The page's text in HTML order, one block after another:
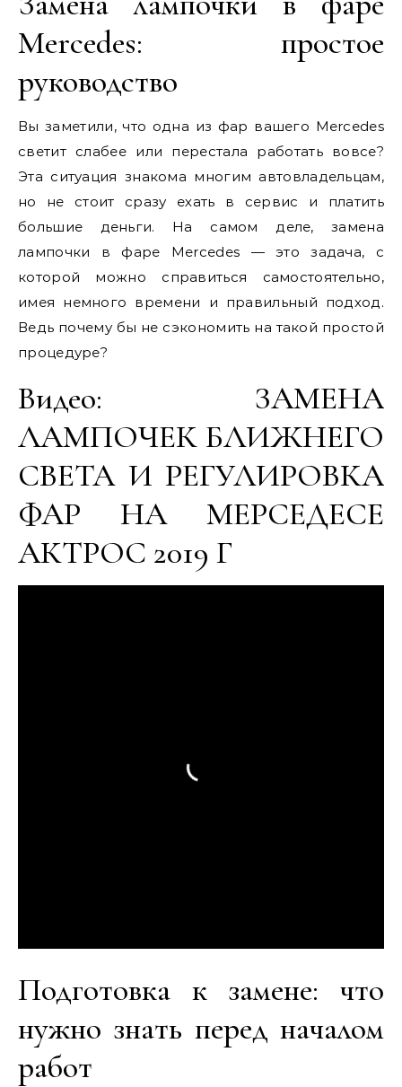
Mercedes: простое
руководство
Вы заметили, что одна из фар вашего Mercedes
светит слабее или перестала работать вовсе?
Эта ситуация знакома многим автовладельцам,
но не стоит сразу ехать в сервис и платить
большие деньги. На самом деле, замена
лампочки в фаре Mercedes — это задача, с
которой можно справиться самостоятельно,
имея немного времени и правильный подход.
Ведь почему бы не сэкономить на такой простой
процедуре?
Видео: ЗАМЕНА
ЛАМПОЧЕК БЛИЖНЕГО
СВЕТА И РЕГУЛИРОВКА
ФАР НА МЕРСЕДЕСЕ
АКТРОС 2019 Г
Подготовка к замене: что
нужно знать перед началом
работ